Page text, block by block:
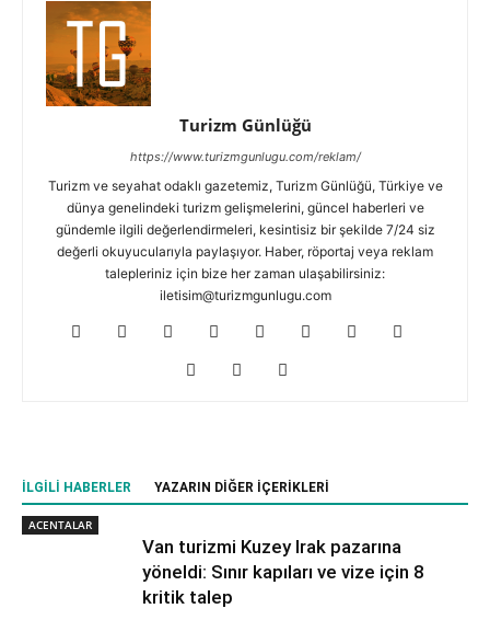
Turizm Günlüğü
https://www.turizmgunlugu.com/reklam/
Turizm ve seyahat odaklı gazetemiz, Turizm Günlüğü, Türkiye ve
dünya genelindeki turizm gelişmelerini, güncel haberleri ve
gündemle ilgili değerlendirmeleri, kesintisiz bir şekilde 7/24 siz
değerli okuyucularıyla paylaşıyor. Haber, röportaj veya reklam
talepleriniz için bize her zaman ulaşabilirsiniz:
iletisim@turizmgunlugu.com
İLGILI HABERLER YAZARIN DIĞER İÇERIKLERI
ACENTALAR
Van turizmi Kuzey Irak pazarına
yöneldi: Sınır kapıları ve vize için 8
kritik talep